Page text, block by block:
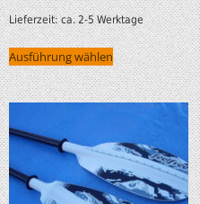
Lieferzeit:ca. 2-5 Werktage
Ausführung wählen